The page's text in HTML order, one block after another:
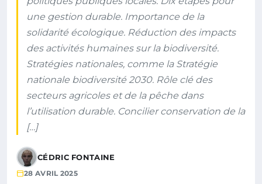
une gestion durable. Importance de la
solidarité écologique. Réduction des impacts
des activités humaines sur la biodiversité.
Stratégies nationales, comme la Stratégie
nationale biodiversité 2030. Rôle clé des
secteurs agricoles et de la pêche dans
l’utilisation durable. Concilier conservation de la
[…]
CÉDRIC FONTAINE
28 AVRIL 2025